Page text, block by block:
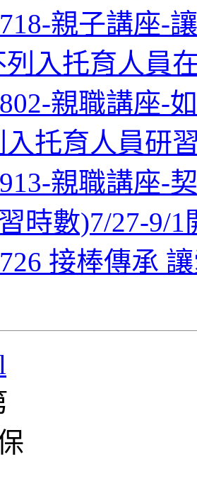
親子講座-
列入托育人員
親職講座-
托育人員研
親職講座-
時數)7/27-9/1
接棒傳承